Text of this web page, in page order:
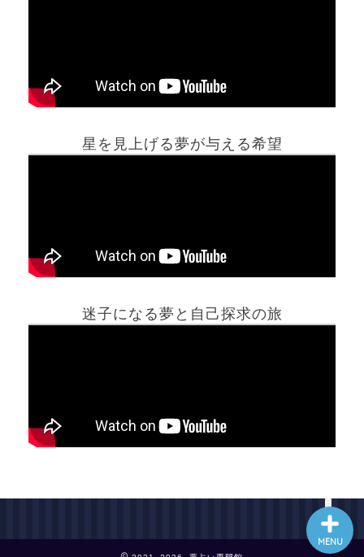
星を見上げる夢が与える希望
迷子になる夢と自己探求の旅
MENU
ホーム
最新記事動画